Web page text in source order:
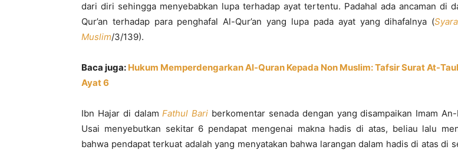
dari diri sehingga menyebabkan lupa terhadap ayat tertentu. Padahal ada ancaman di
Qur’an terhadap para penghafal Al-Qur’an yang lupa pada ayat yang dihafalnya (
Muslim/3/139).
Baca juga: Hukum Memperdengarkan Al-Quran Kepada Non Muslim: Tafsir Surat At-
Ayat 6
Ibn Hajar di dalamFathul Bari berkomentar senada dengan yang disampaikan Imam An-
Usai menyebutkan sekitar 6 pendapat mengenai makna hadis di atas, beliau lalu
bahwa pendapat terkuat adalah yang menyatakan bahwa larangan dalam hadis di atas di